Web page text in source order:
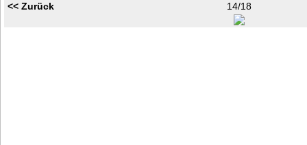
<< Zurück 14/18